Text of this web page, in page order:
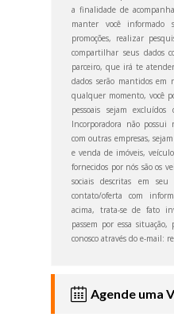
Agende uma
a finalidade de
manter você informado
promoções, realizar
compartilhar seus dados
parceiro, que irá te
dados serão mantidos em
qualquer momento, você
pessoais sejam
Incorporadora não possui
com outras empresas,
e venda de imóveis,
fornecidos por nós são os
sociais descritas em seu
contato/oferta com
acima, trata-se de fato
passem por essa
conosco através do e-mail: